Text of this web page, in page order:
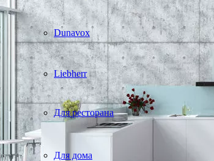
Dunavox
Liebherr
Для ресторана
Для дома